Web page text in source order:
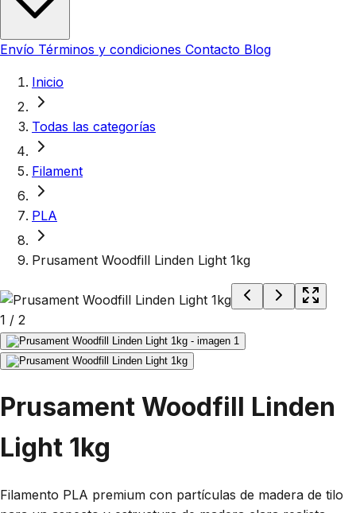
Envío Términos y condiciones Contacto Blog
Inicio
Todas las categorías
Filament
PLA
Prusament Woodfill Linden Light 1kg
1 / 2
Prusament Woodfill Linden
Light 1kg
Filamento PLA premium con partículas de madera de tilo